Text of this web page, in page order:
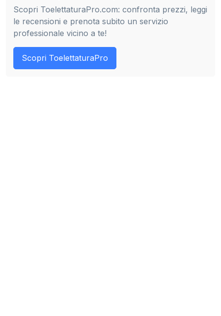
Scopri ToelettaturaPro.com: confronta prezzi, leggi
le recensioni e prenota subito un servizio
professionale vicino a te!
Scopri ToelettaturaPro